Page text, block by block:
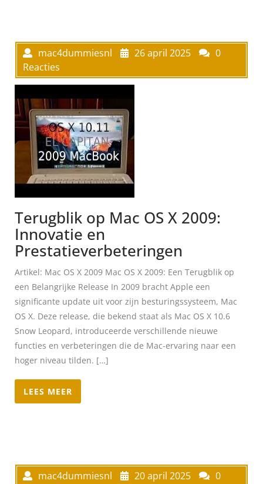
mac4dummiesnl 26 april 2025
0
Reacties
Terugblik op Mac OS X 2009:
Innovatie en
Prestatieverbeteringen
Artikel: Mac OS X 2009 Mac OS X 2009: Een Terugblik op
een Belangrijke Release In 2009 bracht Apple een
significante update uit voor zijn besturingssysteem, Mac
OS X. Deze release, die bekend staat als Mac OS X 10.6
Snow Leopard, introduceerde verschillende nieuwe
functies en verbeteringen die de Mac-ervaring naar een
hoger niveau tilden. […]
LEES MEER
mac4dummiesnl 20 april 2025
0